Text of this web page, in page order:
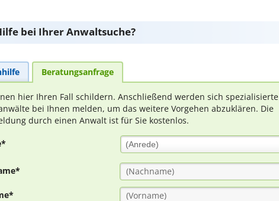
bei Ihrer Anwaltsuche?
Beratungsanfrage
hier Ihren Fall schildern. Anschließend werden sich spezialisierte
bei Ihnen melden, um das weitere Vorgehen abzuklären. Die
durch einen Anwalt ist für Sie kostenlos.
(Anrede)